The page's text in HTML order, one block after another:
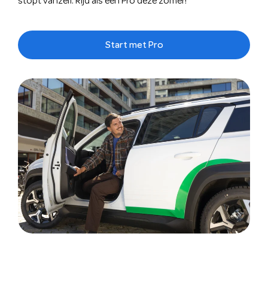
Start met Pro